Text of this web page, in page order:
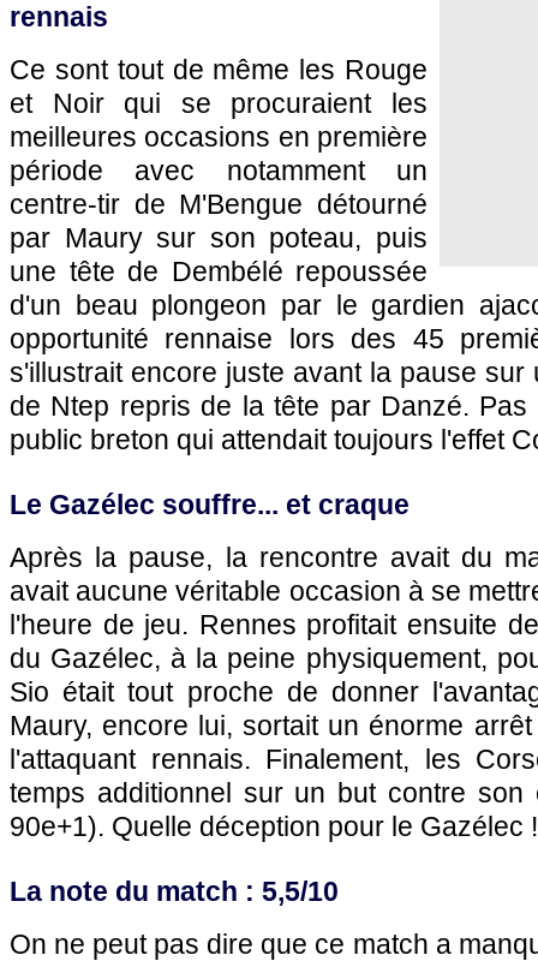
rennais
Ce sont tout de même les Rouge
et Noir qui se procuraient les
meilleures occasions en première
période avec notamment un
centre-tir de M'Bengue détourné
par Maury sur son poteau, puis
une tête de Dembélé repoussée
d'un beau plongeon par le gardien
opportunité rennaise lors des 45
s'illustrait encore juste avant la pause
de Ntep repris de la tête par Danzé.
public breton qui attendait toujours l'effet
Le Gazélec souffre... et craque
Après la pause, la rencontre avait du
avait aucune véritable occasion à se
l'heure de jeu. Rennes profitait ensuite
du Gazélec, à la peine physiquement,
Sio était tout proche de donner
Maury, encore lui, sortait un énorme
l'attaquant rennais. Finalement, les
temps additionnel sur un but contre son
90e+1). Quelle déception pour le Gazélec !
La note du match : 5,5/10
On ne peut pas dire que ce match a